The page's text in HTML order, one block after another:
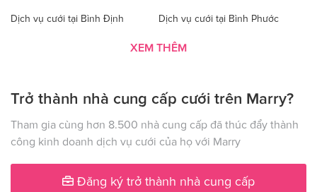
Dịch vụ cưới tại Bình Định Dịch vụ cưới tại Bình Phước
Dịch vụ cưới tại Bình Thuận Dịch vụ cưới tại Cà Mau
Dịch vụ cưới tại Hà Nội Dịch vụ cưới tại Đăk Nông
Dịch vụ cưới tại Điện Biên Dịch vụ cưới tại Đồng Nai
Dịch vụ cưới tại Đồng Tháp Dịch vụ cưới tại Gia Lai
Dịch vụ cưới tại Hà Giang Dịch vụ cưới tại Hà Nam
XEM THÊM
Trở thành nhà cung cấp cưới trên Marry?
Tham gia cùng hơn 8.500 nhà cung cấp đã thúc đẩy thành
công kinh doanh dịch vụ cưới của họ với Marry
Đăng ký trở thành nhà cung cấp